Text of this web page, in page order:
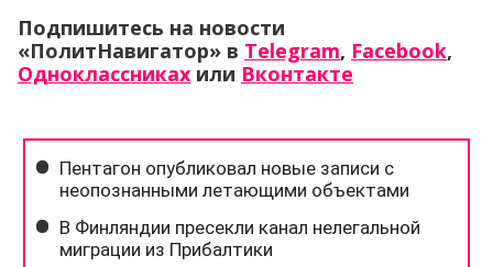
Подпишитесь на новости
«ПолитНавигатор» в Telegram, Facebook,
Одноклассниках или Вконтакте